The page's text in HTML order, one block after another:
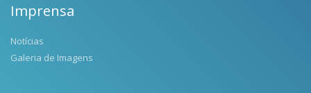
Imprensa
Notícias
Galeria de Imagens